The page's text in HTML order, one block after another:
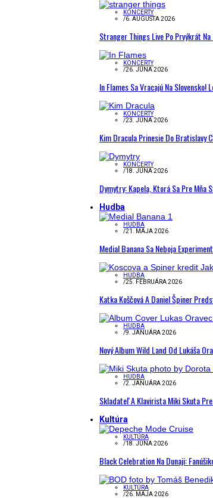
KONCERTY
/6. AUGUSTA 2026
Stranger Things Live Po Prvýkrát
KONCERTY
/26. JÚNA 2026
In Flames Sa Vracajú Na
KONCERTY
/23. JÚNA 2026
Kim Dracula Prinesie Do Bratislavy
KONCERTY
/18. JÚNA 2026
Dymytry: Kapela, Ktorá Sa Pre Mňa
Hudba
HUDBA
/21. MÁJA 2026
Medial Banana Sa Neboja
HUDBA
/25. FEBRUÁRA 2026
Katka Koščová A Daniel Špiner
HUDBA
/9. JANUÁRA 2026
Nový Album Wild Land Od Lukáša
HUDBA
/2. JANUÁRA 2026
Skladateľ A Klavirista Miki Skuta
Kultúra
KULTÚRA
/18. JÚNA 2026
Black Celebration Na Dunaji:
KULTÚRA
/26. MÁJA 2026